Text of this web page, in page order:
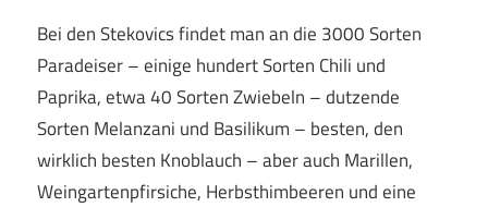
Bei den Stekovics findet man an die 3000 Sorten
Paradeiser – einige hundert Sorten Chili und
Paprika, etwa 40 Sorten Zwiebeln – dutzende
Sorten Melanzani und Basilikum – besten, den
wirklich besten Knoblauch – aber auch Marillen,
Weingartenpfirsiche, Herbsthimbeeren und eine